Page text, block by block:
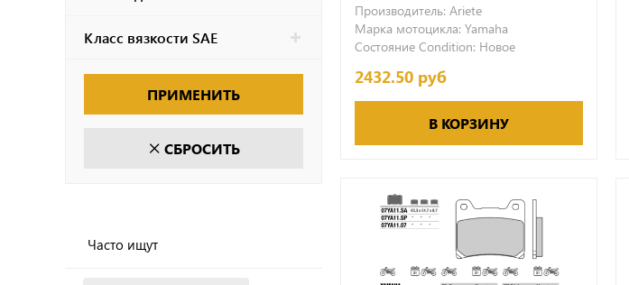
Класс вязкости SAE
ПРИМЕНИТЬ
СБРОСИТЬ
Часто ищут
Производитель: Ariete
Марка мотоцикла: Yamaha
Состояние Condition: Новое
2432.50 руб
В КОРЗИНУ